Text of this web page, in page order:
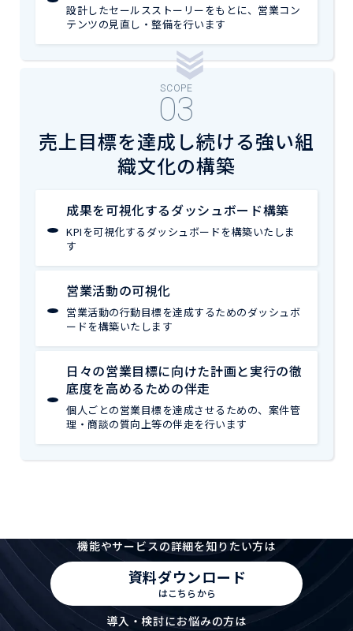
設計したセールスストーリーをもとに、営業コン
テンツの見直し・整備を行います
SCOPE
売上目標を達成し続ける強い組
織文化の構築
成果を可視化するダッシュボード構築
KPIを可視化するダッシュボードを構築いたしま
す
営業活動の可視化
営業活動の行動目標を達成するためのダッシュボ
ードを構築いたします
日々の営業目標に向けた計画と実行の徹
底度を高めるための伴走
個人ごとの営業目標を達成させるための、案件管
理・商談の質向上等の伴走を行います
機能やサービスの詳細を知りたい方は
資料ダウンロード
はこちらから
導入・検討にお悩みの方は